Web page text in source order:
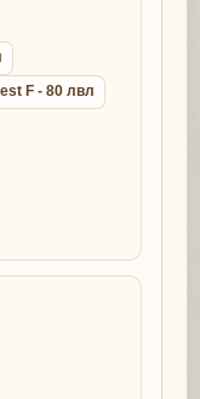
F - 80 лвл